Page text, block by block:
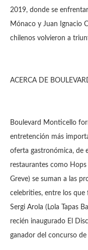
2019, donde se
Mónaco y Juan Ignacio
chilenos volvieron a
ACERCA DE
Boulevard Monticello
entretención más
oferta gastronómica, de
restaurantes como Hops
Greve) se suman a las
celebrities, entre los que
Sergi Arola (Lola Tapas
recién inaugurado El
ganador del concurso